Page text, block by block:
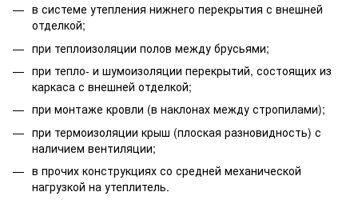
в системе утепления нижнего перекрытия с внешней
отделкой;
при теплоизоляции полов между брусьями;
при тепло- и шумоизоляции перекрытий, состоящих из
каркаса с внешней отделкой;
при монтаже кровли (в наклонах между стропилами);
при термоизоляции крыш (плоская разновидность) с
наличием вентиляции;
в прочих конструкциях со средней механической
нагрузкой на утеплитель.